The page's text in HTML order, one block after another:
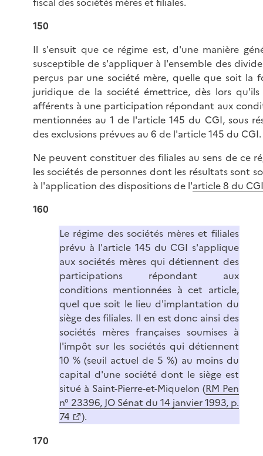
150
Il s'ensuit que ce régime est, d'une manière
susceptible de s'appliquer à l'ensemble des
perçus par une société mère, quelle que soit la
juridique de la société émettrice, dès lors qu'ils
afférents à une participation répondant aux
mentionnées au 1 de l'article 145 du CGI, sous
des exclusions prévues au 6 de l'article 145 du CGI.
Ne peuvent constituer des filiales au sens de ce
les sociétés de personnes dont les résultats sont
à l'application des dispositions de l'article 8 du CGI
160
Le régime des sociétés mères et filiales
prévu à l'article 145 du CGI s'applique
aux sociétés mères qui détiennent des
participations répondant aux
conditions mentionnées à cet article,
quel que soit le lieu d'implantation du
siège des filiales. Il en est donc ainsi des
sociétés mères françaises soumises à
l'impôt sur les sociétés qui détiennent
10 % (seuil actuel de 5 %) au moins du
capital d'une société dont le siège est
situé à Saint-Pierre-et-Miquelon (RM Pen
n° 23396, JO Sénat du 14 janvier 1993, p.
74
).
170